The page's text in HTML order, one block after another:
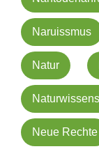
Naruissmus
Natur
Neue Rechte